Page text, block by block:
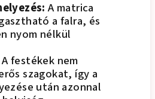
A matrica
a falra, és
nyom nélkül
A festékek nem
szagokat, így a
után azonnal